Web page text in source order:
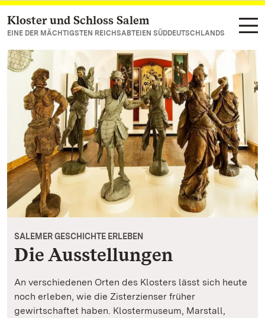
Zum Hauptinhalt springen
Kloster und Schloss Salem
EINE DER MÄCHTIGSTEN REICHSABTEIEN SÜDDEUTSCHLANDS
SALEMER GESCHICHTE ERLEBEN
Die Ausstellungen
An verschiedenen Orten des Klosters lässt sich heute
noch erleben, wie die Zisterzienser früher
gewirtschaftet haben. Klostermuseum, Marstall,